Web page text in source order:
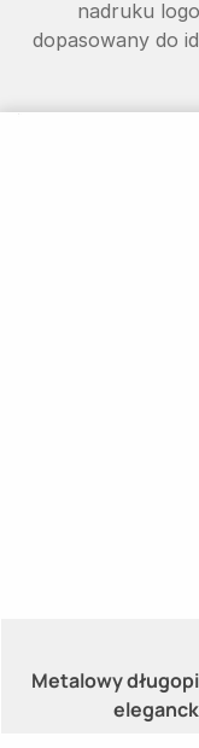
nadruku
dopasowany do
Metalowy